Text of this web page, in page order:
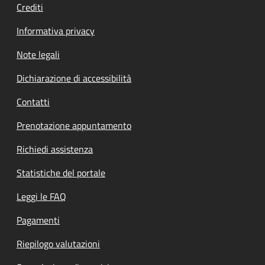
Crediti
Informativa privacy
Note legali
Dichiarazione di accessibilità
Contatti
Prenotazione appuntamento
Richiedi assistenza
Statistiche del portale
Leggi le FAQ
Pagamenti
Riepilogo valutazioni